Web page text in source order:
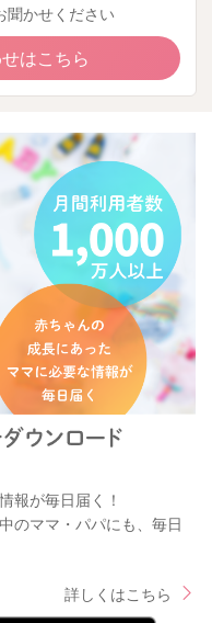
聞かせください
はこちら
報が毎日届く！
のママ・パパにも、毎日
詳しくはこちら